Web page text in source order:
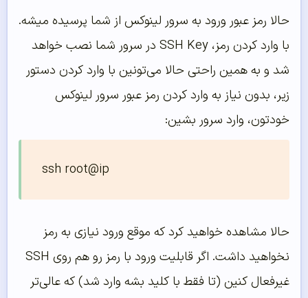
حالا رمز عبور ورود به سرور لینوکس از شما پرسیده میشه.
با وارد کردن رمز، SSH Key در سرور شما نصب خواهد
شد و به همین راحتی حالا می‌تونین با وارد کردن دستور
زیر، بدون نیاز به وارد کردن رمز عبور سرور لینوکس
خودتون، وارد سرور بشین:
ssh root@ip
حالا مشاهده خواهید کرد که موقع ورود نیازی به رمز
نخواهید داشت. اگر قابلیت ورود با رمز رو هم روی SSH
غیرفعال کنین (تا فقط با کلید بشه وارد شد) که عالی‌تر